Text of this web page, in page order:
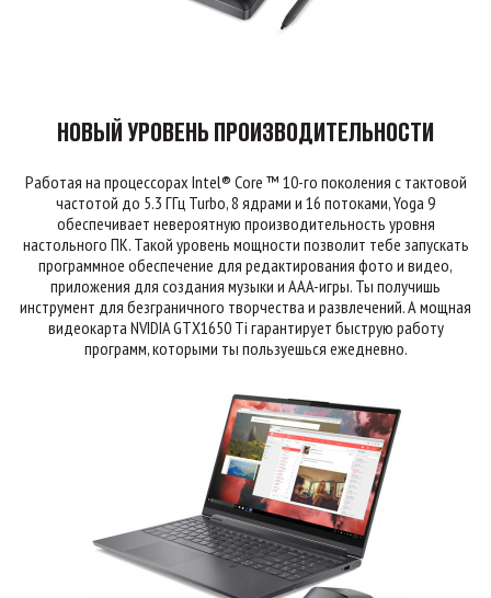
НОВЫЙ УРОВЕНЬ ПРОИЗВОДИТЕЛЬНОСТИ
Работая на процессорах Intel® Core ™ 10-го поколения с тактовой
частотой до 5.3 ГГц Turbo, 8 ядрами и 16 потоками, Yoga 9
обеспечивает невероятную производительность уровня
настольного ПК. Такой уровень мощности позволит тебе запускать
программное обеспечение для редактирования фото и видео,
приложения для создания музыки и AAA-игры. Ты получишь
инструмент для безграничного творчества и развлечений. А мощная
видеокарта NVIDIA GTX1650 Ti гарантирует быструю работу
программ, которыми ты пользуешься ежедневно.